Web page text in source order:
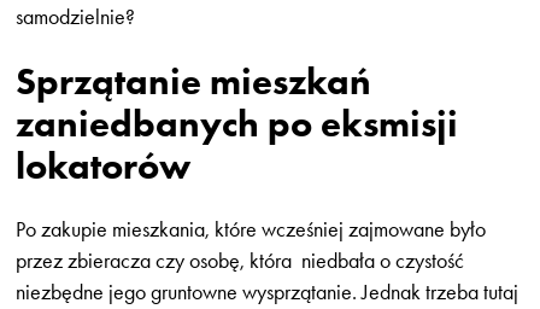
samodzielnie?
Sprzątanie mieszkań
zaniedbanych po eksmisji
lokatorów
Po zakupie mieszkania, które wcześniej zajmowane było
przez zbieracza czy osobę, która niedbała o czystość
niezbędne jego gruntowne wysprzątanie. Jednak trzeba tutaj